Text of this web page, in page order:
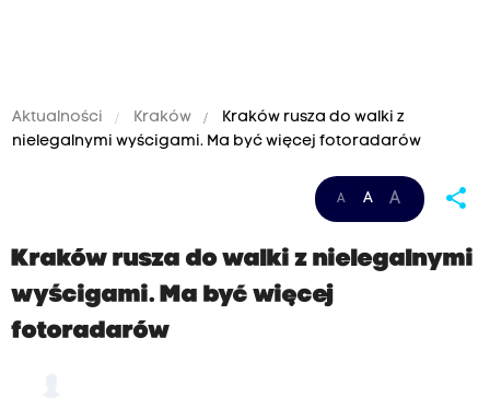
Aktualności Kraków
Kraków rusza do walki z
nielegalnymi wyścigami. Ma być więcej fotoradarów
A A A share
Kraków rusza do walki z nielegalnymi
wyścigami. Ma być więcej
fotoradarów